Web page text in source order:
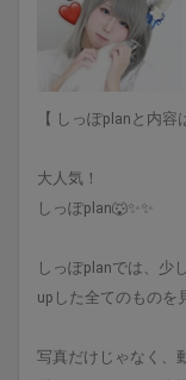
【 しっぽplanと内容
大人気！
しっぽplan🐺✨✨
しっぽplanでは、少
upした全てのもの
写真だけじゃなく、